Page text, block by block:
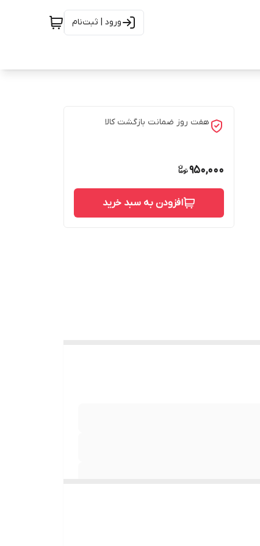
ورود | ثبت‌نام
هفت روز ضمانت بازگشت کالا
950,000
افزودن به سبد خرید